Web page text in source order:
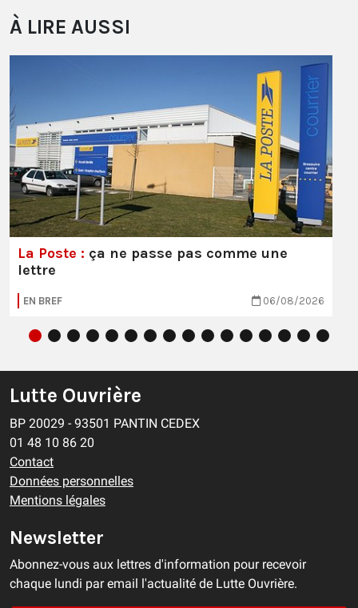
À LIRE AUSSI
La Poste : ça ne passe pas comme une
lettre
EN BREF 06/08/2026
Lutte Ouvrière
BP 20029 - 93501 PANTIN CEDEX
01 48 10 86 20
Contact
Données personnelles
Mentions légales
Newsletter
Abonnez-vous aux lettres d'information pour recevoir
chaque lundi par email l'actualité de Lutte Ouvrière.